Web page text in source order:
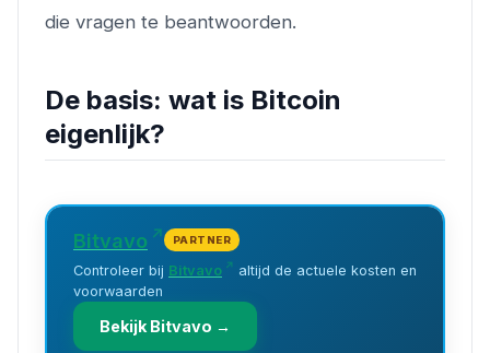
die vragen te beantwoorden.
De basis: wat is Bitcoin
eigenlijk?
Bitvavo PARTNER
Controleer bij Bitvavo
altijd de actuele kosten en
voorwaarden
Bekijk Bitvavo →